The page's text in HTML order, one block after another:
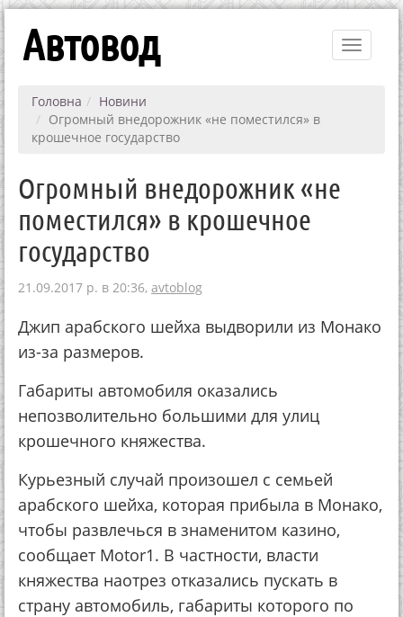
Toggle
Автовод
Головна
Новини
Огромный внедорожник «не поместился» в
крошечное государство
Огромный внедорожник «не
поместился» в крошечное
государство
21.09.2017 р. в 20:36, avtoblog
Джип арабского шейха выдворили из Монако
из-за размеров.
Габариты автомобиля оказались
непозволительно большими для улиц
крошечного княжества.
Курьезный случай произошел с семьей
арабского шейха, которая прибыла в Монако,
чтобы развлечься в знаменитом казино,
сообщает Motor1. В частности, власти
княжества наотрез отказались пускать в
страну автомобиль, габариты которого по